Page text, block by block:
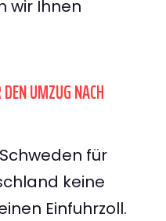
wir Ihnen
UMZUG NACH
für
keine
Einfuhrzoll.